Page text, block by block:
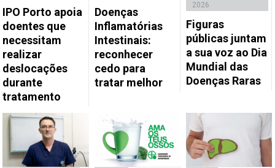
IPO Porto apoia
doentes que
necessitam
realizar
deslocações
durante
tratamento
Doenças
Inflamatórias
Intestinais:
reconhecer
cedo para
tratar melhor
2026
Figuras
públicas juntam
a sua voz ao Dia
Mundial das
Doenças Raras